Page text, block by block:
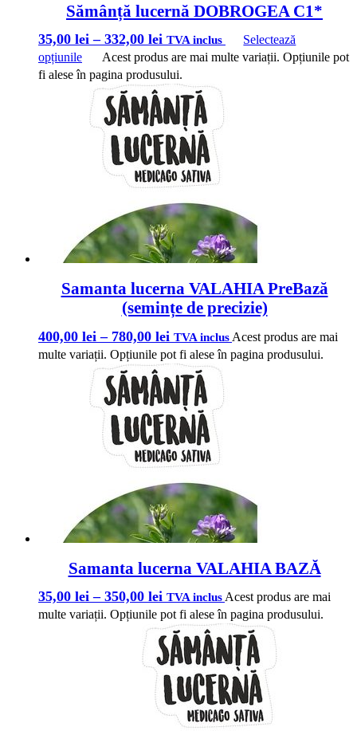
Sămânță lucernă DOBROGEA C1*
35,00 lei – 332,00 lei TVA inclus
Selectează
opțiunile
Acest produs are mai multe variații. Opțiunile pot
fi alese în pagina produsului.
Samanta lucerna VALAHIA PreBază
(semințe de precizie)
400,00 lei – 780,00 lei TVA inclus Acest produs are mai
multe variații. Opțiunile pot fi alese în pagina produsului.
Samanta lucerna VALAHIA BAZĂ
35,00 lei – 350,00 lei TVA inclus Acest produs are mai
multe variații. Opțiunile pot fi alese în pagina produsului.